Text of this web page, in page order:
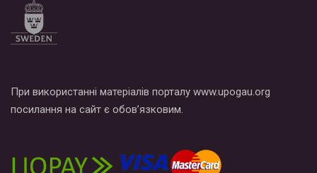
При використанні матеріалів порталу www.upogau.org
посилання на сайт є обов’язковим.